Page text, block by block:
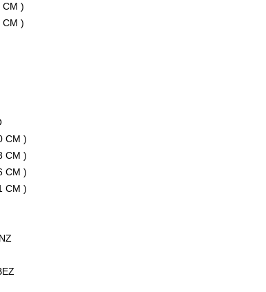
CM )
CM )
CM )
CM )
CM )
CM )